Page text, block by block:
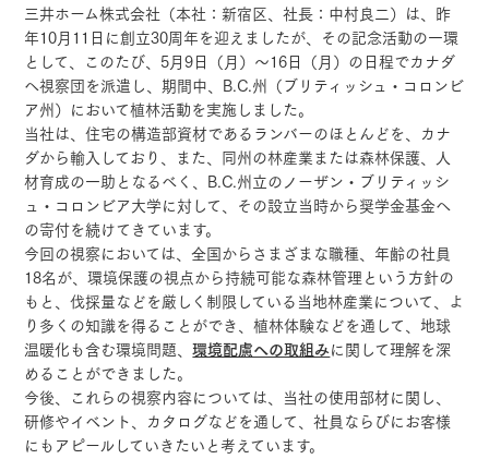
三井ホーム株式会社（本社：新宿区、社長：中村良二）は、昨
年10月11日に創立30周年を迎えましたが、その記念活動の一環
として、このたび、5月9日（月）～16日（月）の日程でカナダ
へ視察団を派遣し、期間中、B.C.州（ブリティッシュ・コロンビ
ア州）において植林活動を実施しました。
当社は、住宅の構造部資材であるランバーのほとんどを、カナ
ダから輸入しており、また、同州の林産業または森林保護、人
材育成の一助となるべく、B.C.州立のノーザン・ブリティッシ
ュ・コロンビア大学に対して、その設立当時から奨学金基金へ
の寄付を続けてきています。
今回の視察においては、全国からさまざまな職種、年齢の社員
18名が、環境保護の視点から持続可能な森林管理という方針の
もと、伐採量などを厳しく制限している当地林産業について、よ
り多くの知識を得ることができ、植林体験などを通して、地球
温暖化も含む環境問題、環境配慮への取組みに関して理解を深
めることができました。
今後、これらの視察内容については、当社の使用部材に関し、
研修やイベント、カタログなどを通して、社員ならびにお客様
にもアピールしていきたいと考えています。